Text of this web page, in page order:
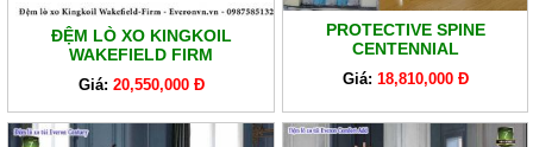
ĐỆM LÒ XO KINGKOIL
WAKEFIELD FIRM
Giá: 20,550,000 Đ
PROTECTIVE SPINE
CENTENNIAL
Giá: 18,810,000 Đ